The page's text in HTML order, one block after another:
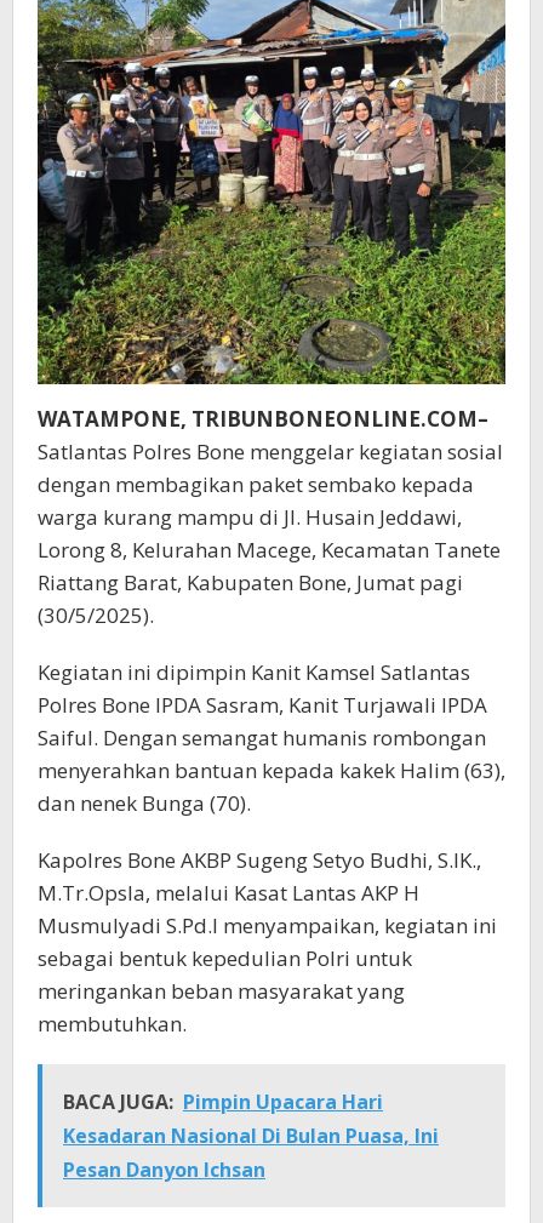
WATAMPONE, TRIBUNBONEONLINE.COM–
Satlantas Polres Bone menggelar kegiatan sosial
dengan membagikan paket sembako kepada
warga kurang mampu di Jl. Husain Jeddawi,
Lorong 8, Kelurahan Macege, Kecamatan Tanete
Riattang Barat, Kabupaten Bone, Jumat pagi
(30/5/2025).
Kegiatan ini dipimpin Kanit Kamsel Satlantas
Polres Bone IPDA Sasram, Kanit Turjawali IPDA
Saiful. Dengan semangat humanis rombongan
menyerahkan bantuan kepada kakek Halim (63),
dan nenek Bunga (70).
Kapolres Bone AKBP Sugeng Setyo Budhi, S.IK.,
M.Tr.Opsla, melalui Kasat Lantas AKP H
Musmulyadi S.Pd.I menyampaikan, kegiatan ini
sebagai bentuk kepedulian Polri untuk
meringankan beban masyarakat yang
membutuhkan.
BACA JUGA: Pimpin Upacara Hari
Kesadaran Nasional Di Bulan Puasa, Ini
Pesan Danyon Ichsan